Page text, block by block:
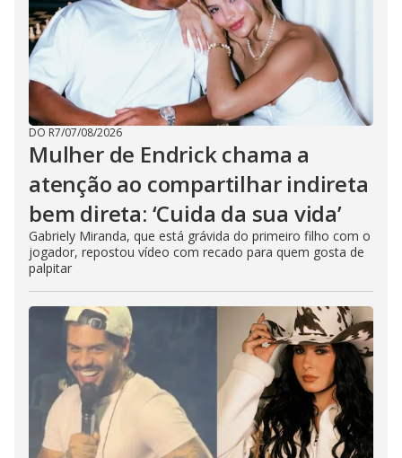
o
DO R7/07/08/2026
Mulher de Endrick chama a
atenção ao compartilhar indireta
bem direta: ‘Cuida da sua vida’
Gabriely Miranda, que está grávida do primeiro filho com o
jogador, repostou vídeo com recado para quem gosta de
palpitar